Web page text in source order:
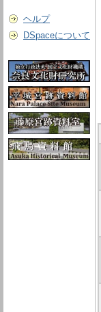
ヘルプ
DSpaceについて